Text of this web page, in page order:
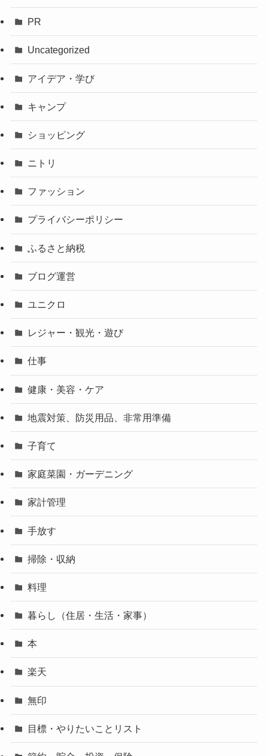
PR
Uncategorized
アイデア・学び
キャンプ
ショッピング
ニトリ
ファッション
プライバシーポリシー
ふるさと納税
ブログ運営
ユニクロ
レジャー・観光・遊び
仕事
健康・美容・ケア
地震対策、防災用品、非常用準備
子育て
家庭菜園・ガーデニング
家計管理
手放す
掃除・収納
料理
暮らし（住居・生活・家事）
本
楽天
無印
目標・やりたいことリスト